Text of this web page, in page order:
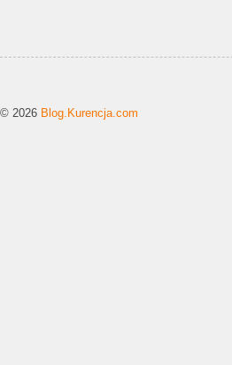
© 2026 Blog.Kurencja.com